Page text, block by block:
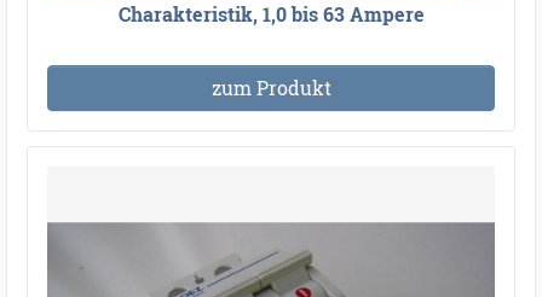
Charakteristik, 1,0 bis 63 Ampere
zum Produkt